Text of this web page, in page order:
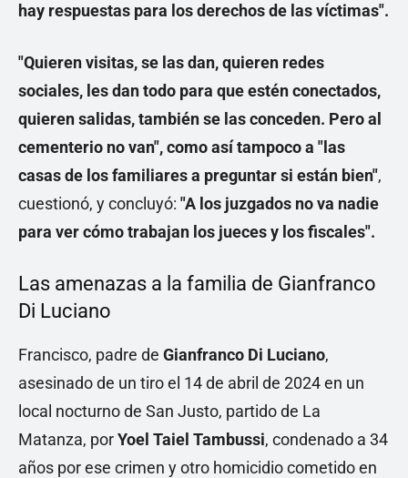
hay respuestas para los derechos de las víctimas".
"Quieren visitas, se las dan, quieren redes
sociales, les dan todo para que estén conectados,
quieren salidas, también se las conceden. Pero al
cementerio no van", como así tampoco a "las
casas de los familiares a preguntar si están bien",
cuestionó, y concluyó: "A los juzgados no va nadie
para ver cómo trabajan los jueces y los fiscales".
Las amenazas a la familia de Gianfranco
Di Luciano
Francisco, padre de Gianfranco Di Luciano,
asesinado de un tiro el 14 de abril de 2024 en un
local nocturno de San Justo, partido de La
Matanza, porYoel Taiel Tambussi, condenado a 34
años por ese crimen y otro homicidio cometido en